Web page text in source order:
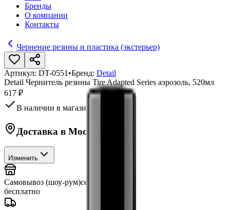
Бренды
О компании
Контакты
Чернение резины и пластика (экстерьер)
Артикул: DT-0551 •Бренд: Detail
Detail Чернитель резины Tire Adapted Series аэрозоль, 520мл
617 ₽
В наличии в магазине
Доставка в Москву
Изменить
Самовывоз (шоу-рум)сегодня
бесплатно